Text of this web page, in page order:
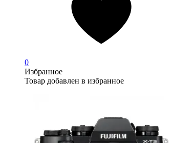
0
Избранное
Товар добавлен в избранное